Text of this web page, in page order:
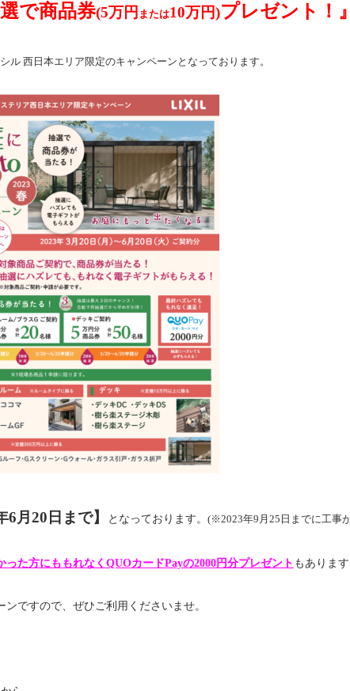
選で商品券(5万円 または10万円)プレゼント！』
西日本エリア限定のキャンペーンとなっております。
6月20日まで】 となっております。 (※2023年9月25日までに工事
った方にももれなくQUOカードPayの2000円分プレゼント もあります
ンですので、ぜひご利用くださいませ。